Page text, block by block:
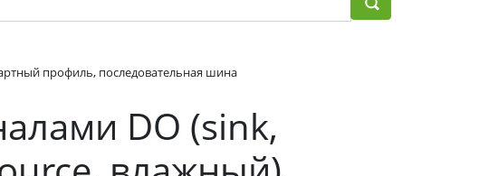
профиль, последовательная шина
DO (sink,